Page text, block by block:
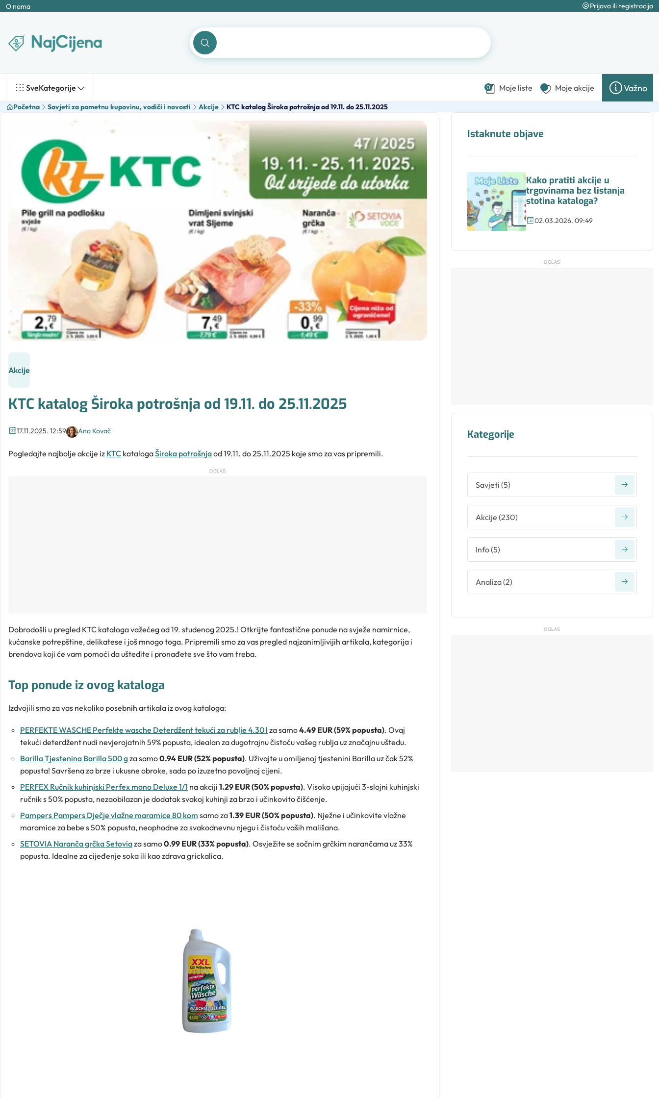
O nama Prijava ili registracija
SveKategorije 0 Moje liste Moje akcije Važno
Početna Savjeti za pametnu kupovinu, vodiči i novosti Akcije KTC katalog Široka potrošnja od 19.11. do 25.11.2025
Akcije
KTC katalog Široka potrošnja od 19.11. do 25.11.2025
17.11.2025. 12:59 Ana Kovač
Pogledajte najbolje akcije iz KTC katalogaŠiroka potrošnjaod 19.11. do 25.11.2025 koje smo za vas pripremili.
OGLAS
Dobrodošli u pregled KTC kataloga važećeg od 19. studenog 2025.! Otkrijte fantastične ponude na svježe namirnice,
kućanske potrepštine, delikatese i još mnogo toga. Pripremili smo za vas pregled najzanimljivijih artikala, kategorija i
brendova koji će vam pomoći da uštedite i pronađete sve što vam treba.
Top ponude iz ovog kataloga
Izdvojili smo za vas nekoliko posebnih artikala iz ovog kataloga:
PERFEKTE WASCHE Perfekte wasche Deterdžent tekući za rublje 4.30 l za samo4.49 EUR (59% popusta). Ovaj
tekući deterdžent nudi nevjerojatnih 59% popusta, idealan za dugotrajnu čistoću vašeg rublja uz značajnu uštedu.
Barilla Tjestenina Barilla 500 gza samo0.94 EUR (52% popusta). Uživajte u omiljenoj tjestenini Barilla uz čak 52%
popusta! Savršena za brze i ukusne obroke, sada po izuzetno povoljnoj cijeni.
PERFEX Ručnik kuhinjski Perfex mono Deluxe 1/1 na akciji 1.29 EUR (50% popusta). Visoko upijajući 3-slojni kuhinjski
ručnik s 50% popusta, nezaobilazan je dodatak svakoj kuhinji za brzo i učinkovito čišćenje.
Pampers Pampers Dječje vlažne maramice 80 kom samo za1.39 EUR (50% popusta). Nježne i učinkovite vlažne
maramice za bebe s 50% popusta, neophodne za svakodnevnu njegu i čistoću vaših mališana.
SETOVIA Naranča grčka Setoviaza samo0.99 EUR (33% popusta). Osvježite se sočnim grčkim narančama uz 33%
popusta. Idealne za cijeđenje soka ili kao zdrava grickalica.
Istaknute objave
Kako pratiti akcije u
trgovinama bez listanja
stotina kataloga?
02.03.2026. 09:49
OGLAS
Kategorije
Savjeti (5)
Akcije (230)
Info(5)
Analiza(2)
OGLAS